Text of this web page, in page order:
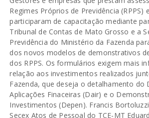
Regimes Próprios de Previdência (RPPS)
participaram de capacitação mediante
Tribunal de Contas de Mato Grosso e a
Previdência do Ministério da Fazenda
dos novos modelos de demonstrativos
dos RPPS. Os formulários exigem mais
relação aos investimentos realizados
Fazenda, que deseja o detalhamento do
Aplicações Finaceiras (Dair) e o
Investimentos (Depen). Francis
Secex Atos de Pessoal do TCE-MT